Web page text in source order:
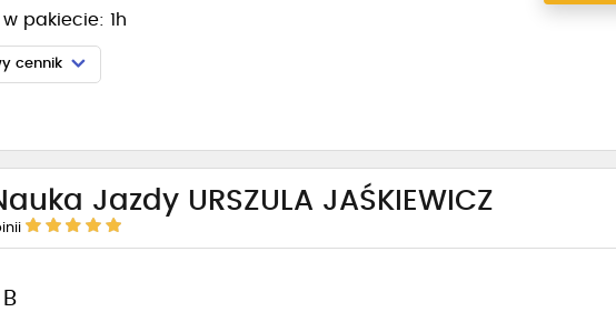
pakiecie: 1h
cennik
Jazdy URSZULA JAŚKIEWICZ